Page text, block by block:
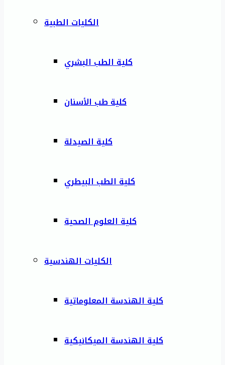
الكليات الطبية
كلية الطب البشري
كلية طب الأسنان
كلية الصيدلة
كلية الطب البيطري
كلية العلوم الصحية
الكليات الهندسية
كلية الهندسة المعلوماتية
كلية الهندسة الميكانيكية